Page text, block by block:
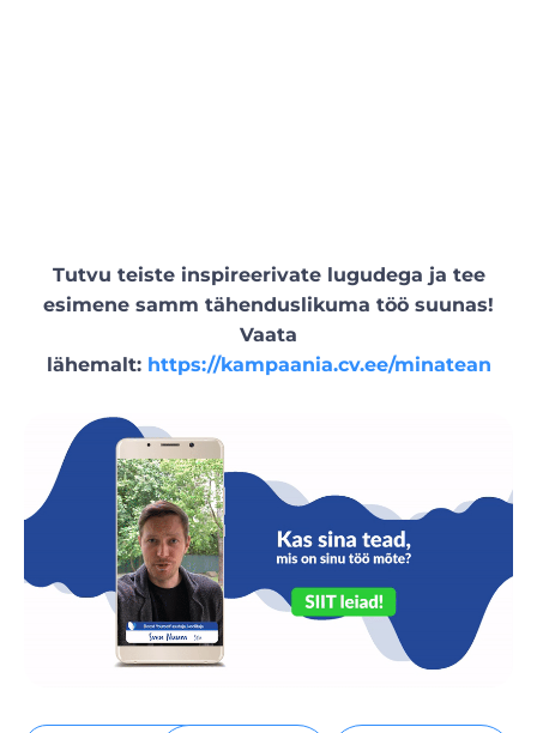
Tutvu teiste inspireerivate lugudega ja tee
esimene samm tähenduslikuma töö suunas!
Vaata
lähemalt: https://kampaania.cv.ee/minatean